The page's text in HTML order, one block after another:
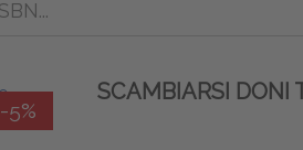
-5%
SCAMBIARSI DONI